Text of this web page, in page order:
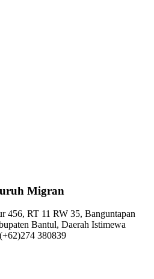
Migran
456, RT 11 RW 35, Banguntapan
Bantul, Daerah Istimewa
380839